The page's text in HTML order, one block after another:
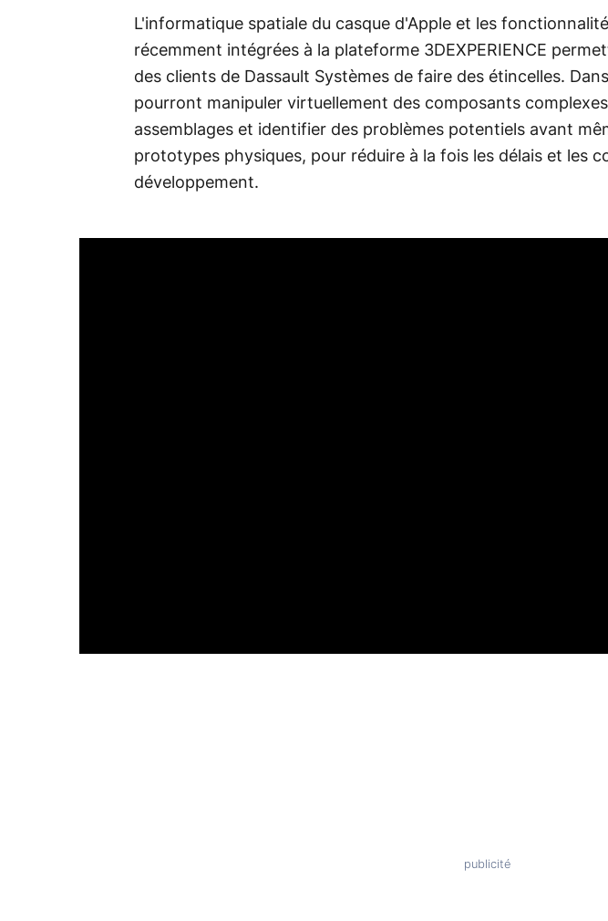
L'informatique spatiale du casque d'Apple et les
récemment intégrées à la plateforme 3DEXPERIENCE
des clients de Dassault Systèmes de faire des étincelles.
pourront manipuler virtuellement des composants
assemblages et identifier des problèmes potentiels avant
prototypes physiques, pour réduire à la fois les délais et les
développement.